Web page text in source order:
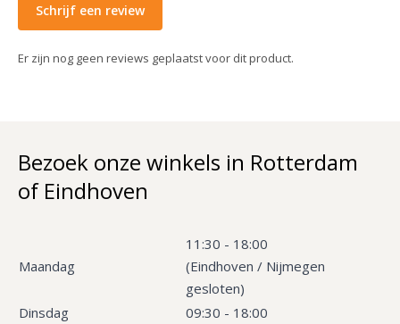
Schrijf een review
Er zijn nog geen reviews geplaatst voor dit product.
Bezoek onze winkels in Rotterdam
of Eindhoven
Maandag
11:30 - 18:00
(Eindhoven / Nijmegen
gesloten)
Dinsdag
09:30 - 18:00